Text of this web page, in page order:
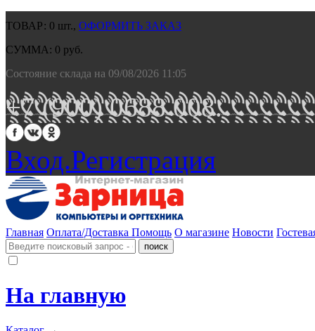
ТОВАР: 0 шт., ОФОРМИТЬ ЗАКАЗ
СУММА: 0 руб.
Состояние склада на 09/08/2026 11:05
+7 (900) 0688 008.
Вход.Регистрация
Главная Оплата/Доставка Помощь О магазине Новости
На главную